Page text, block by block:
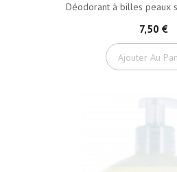
Déodorant à billes peaux
7,50 €
Ajouter Au